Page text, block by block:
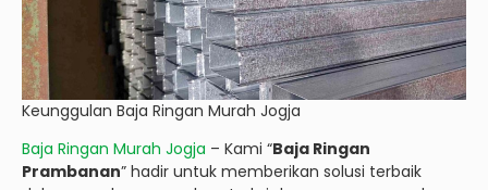
Keunggulan Baja Ringan Murah Jogja
Baja Ringan Murah Jogja – Kami “Baja Ringan
Prambanan” hadir untuk memberikan solusi terbaik